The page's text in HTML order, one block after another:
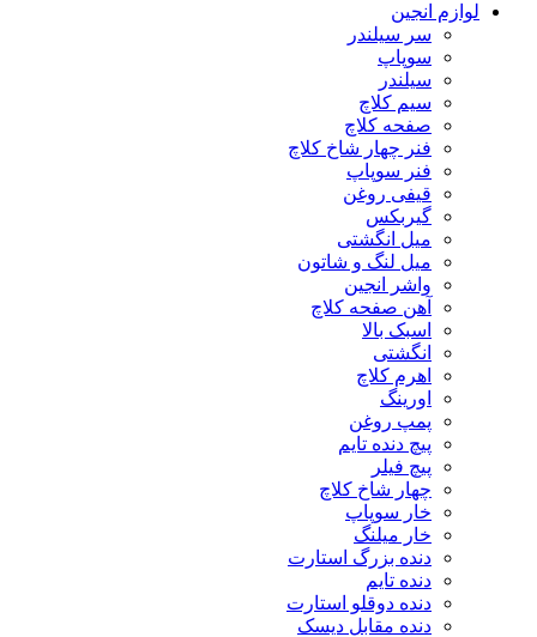
لوازم انجین
سر سیلندر
سوپاپ
سیلندر
سیم کلاچ
صفحه کلاچ
فنر چهار شاخ کلاچ
فنر سوپاپ
قیفی روغن
گیربکس
میل انگشتی
میل لنگ و شاتون
واشر انجین
آهن صفحه کلاچ
اسبک بالا
انگشتی
اهرم کلاچ
اورینگ
پمپ روغن
پیچ دنده تایم
پیچ فیلر
چهار شاخ کلاچ
خار سوپاپ
خار میلنگ
دنده بزرگ استارت
دنده تایم
دنده دوقلو استارت
دنده مقابل دیسک